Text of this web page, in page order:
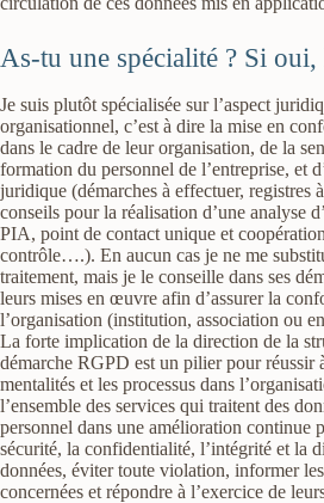
As-tu une spécialité ? Si oui,
Je suis plutôt spécialisée sur l’aspect
organisationnel, c’est à dire la mise en
dans le cadre de leur organisation, de la
formation du personnel de l’entreprise, et
juridique (démarches à effectuer, registres
conseils pour la réalisation d’une analyse
PIA, point de contact unique et
contrôle….). En aucun cas je ne me
traitement, mais je le conseille dans ses
leurs mises en œuvre afin d’assurer la
l’organisation (institution, association ou
La forte implication de la direction de la
démarche RGPD est un pilier pour réussir
mentalités et les processus dans
l’ensemble des services qui traitent des
personnel dans une amélioration continue
sécurité, la confidentialité, l’intégrité et la
données, éviter toute violation, informer
concernées et répondre à l’exercice de